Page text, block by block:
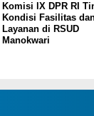
Komisi lX DPR RI
Kondisi Fasilitas
Layanan di RSUD
Manokwari